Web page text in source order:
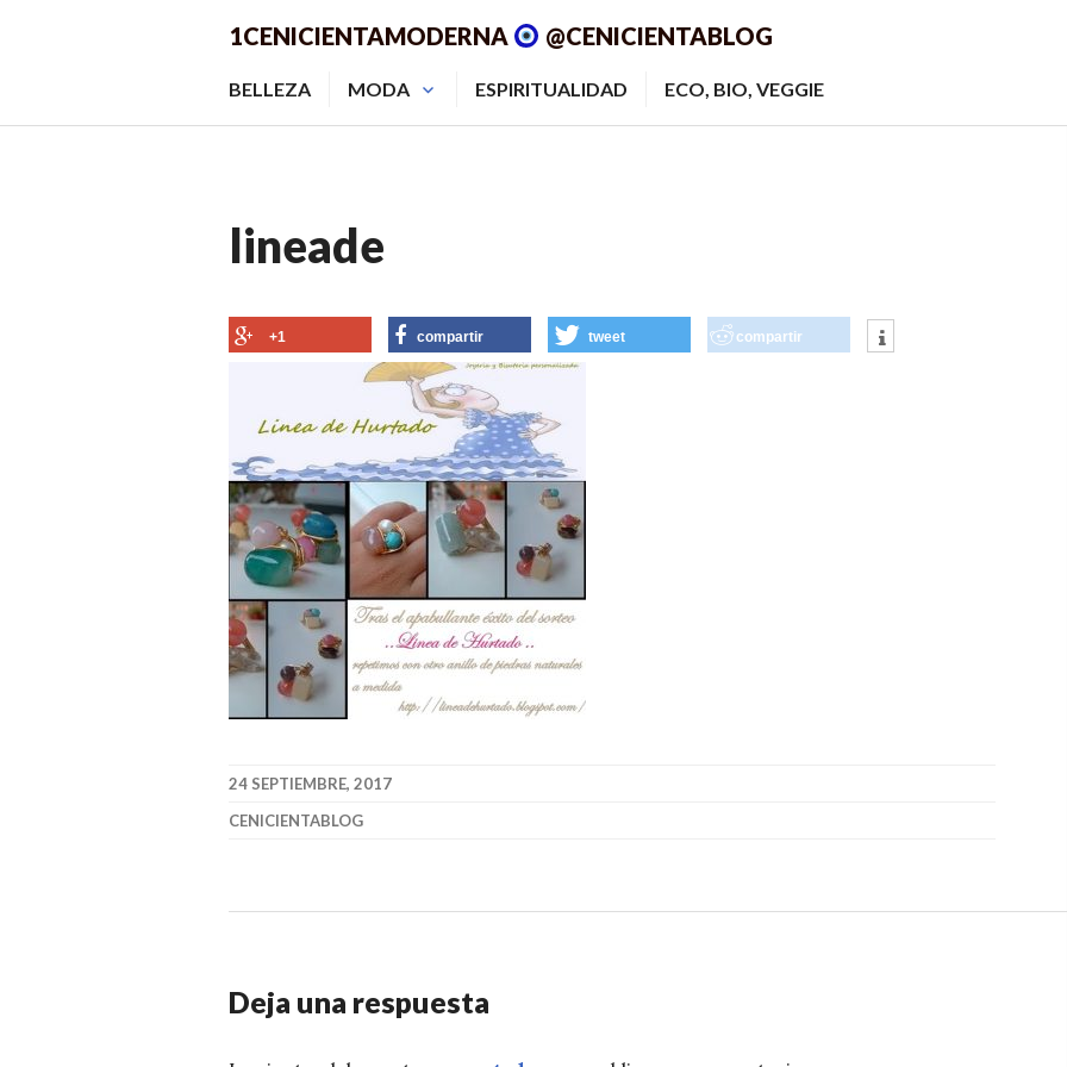
1CENICIENTAMODERNA @CENICIENTABLOG
BELLEZA MODA ESPIRITUALIDAD ECO, BIO, VEGGIE
lineade
+1 compartir tweet compartir
24 SEPTIEMBRE, 2017
CENICIENTABLOG
Deja una respuesta